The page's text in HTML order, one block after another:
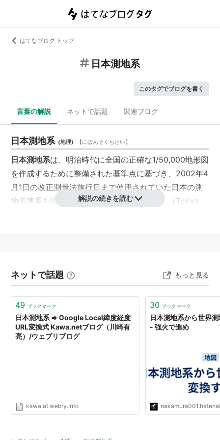
はてなブログ トップ
日本測地系
このタグでブログを書く
言葉の解説 ネットで話題 関連ブログ
日本測地系 (地理) 【にほんそくちけい】
日本測地系は、明治時代に全国の正確な1/50,000地形図
を作成するために整備された基準点に基づき、2002年4
月1日の改正測量法施行日まで使用されていた日本の測
地基準系を指す固有名詞。「旧日本測地系
」（Tokyo
2000 （Japanese Geodetic Datum2000
）」は、国際
的に利用されているITRF系を採用した世界測地系の一
部。
解説の続きを読む
ネットで話題 もっと見る
49 ブックマーク
日本測地系 ⇒ Google Local緯度経度
URL変換式 Kawa.netブログ（川崎有
亮）/ウェブリブログ
kawa.at.webry.info
30 ブックマーク
日本測地系から世界
- 強火で進め